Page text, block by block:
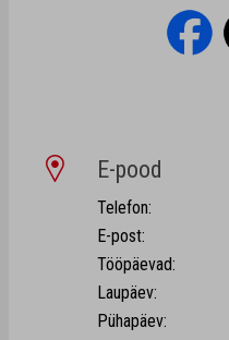
E-pood
Telefon:
E-post:
Tööpäevad:
Laupäev:
Pühapäev: